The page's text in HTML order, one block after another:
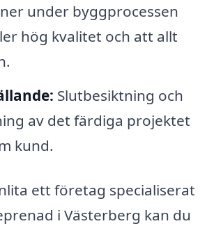
under byggprocessen
hög kvalitet och att allt
Slutbesiktning och
av det färdiga projektet
kund.
ett företag specialiserat
i Västerberg kan du